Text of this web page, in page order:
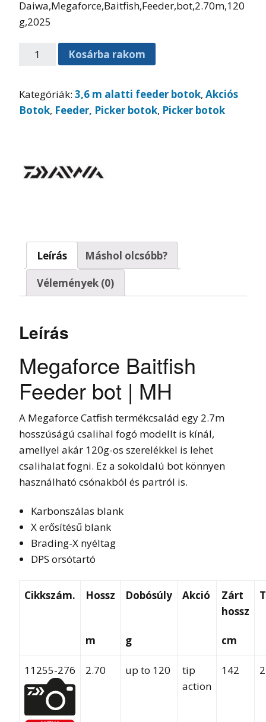
Daiwa,Megaforce,Baitfish,Feeder,bot,2.70m,120
g,2025
Kosárba rakom
Kategóriák: 3,6 m alatti feeder botok, Akciós
Botok, Feeder, Picker botok, Picker botok
Leírás
Máshol olcsóbb?
Vélemények (0)
Leírás
Megaforce Baitfish
Feeder bot | MH
A Megaforce Catfish termékcsalád egy 2.7m
hosszúságú csalihal fogó modellt is kínál,
amellyel akár 120g-os szerelékkel is lehet
csalihalat fogni. Ez a sokoldalú bot könnyen
használható csónakból és partról is.
Karbonszálas blank
X erősítésű blank
Brading-X nyéltag
DPS orsótartó
Cikkszám. Hossz Dobósúly Akció
Zárt
hossz
m g cm
11255-276 2.70 up to 120
tip
action
142